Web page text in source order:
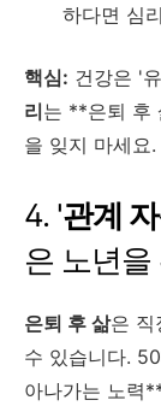
하다면 심
핵심: 건강은 '
리는 **은퇴 후
을 잊지 마세요.
4. '관계
은 노년을
은퇴 후 삶은 직
수 있습니다.
아나가는 노력